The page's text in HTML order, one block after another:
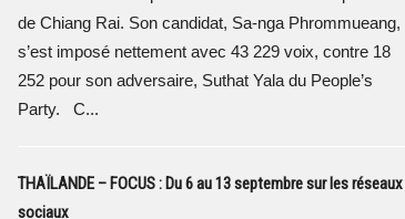
de Chiang Rai. Son candidat, Sa-nga Phrommueang,
s’est imposé nettement avec 43 229 voix, contre 18
252 pour son adversaire, Suthat Yala du People’s
Party. C...
THAÏLANDE – FOCUS : Du 6 au 13 septembre sur les réseaux
sociaux